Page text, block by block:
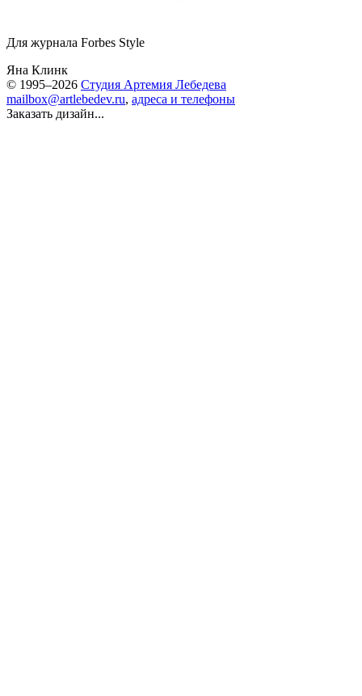
Для журнала Forbes Style
Яна Клинк
© 1995–2026 Студия Артемия Лебедева
mailbox@artlebedev.ru, адреса и телефоны
Заказать дизайн...